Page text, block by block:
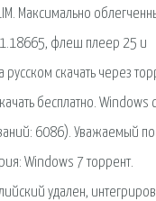
Максимально
флеш плеер 25 и
скачать через
бесплатно. Windows
6086). Уважаемый
Windows 7 торрент.
удален,